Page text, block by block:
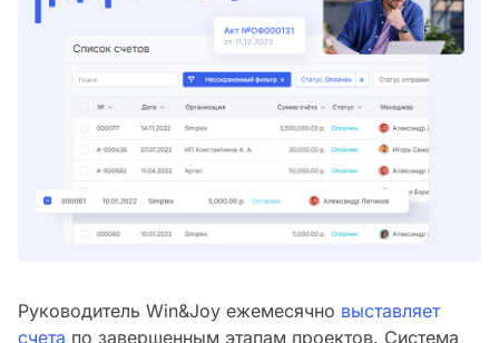
Руководитель Win&Joy ежемесячно выставляет
счета по завершенным этапам проектов. Система